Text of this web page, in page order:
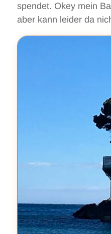
spendet. Okey mein
aber kann leider da